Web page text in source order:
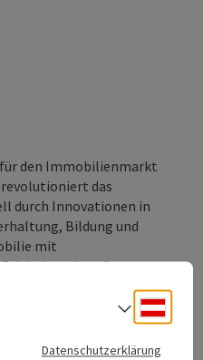
für den Immobilienmarkt
revolutioniert das
durch Innovationen in
Bildung und
mit
und großer
wissen, dass Potenzial in
um das zu entdecken,
oder unentdeckt –
Immobilie oder sogar
Datenschutzerklärung